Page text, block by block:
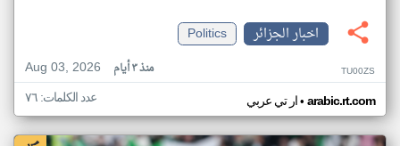
اخبار الجزائر
Politics
Aug 03, 2026
منذ ٣ أيام TU00ZS
ار تي عربي• arabic.rt.com عدد الكلمات: ٧٦